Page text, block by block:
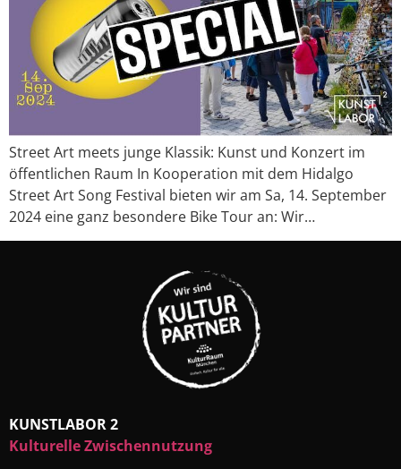
Street Art meets junge Klassik: Kunst und Konzert im
öffentlichen Raum In Kooperation mit dem Hidalgo
Street Art Song Festival bieten wir am Sa, 14. September
2024 eine ganz besondere Bike Tour an: Wir…
KUNSTLABOR 2
Kulturelle Zwischennutzung